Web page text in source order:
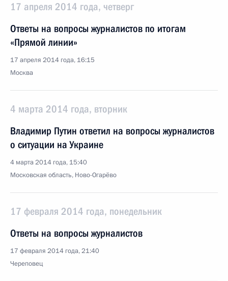
17 апреля 2014 года, четверг
Ответы на вопросы журналистов по итогам
«Прямой линии»
17 апреля 2014 года, 16:15
Москва
4 марта 2014 года, вторник
Владимир Путин ответил на вопросы журналистов
о ситуации на Украине
4 марта 2014 года, 15:40
Московская область, Ново-Огарёво
17 февраля 2014 года, понедельник
Ответы на вопросы журналистов
17 февраля 2014 года, 21:40
Череповец